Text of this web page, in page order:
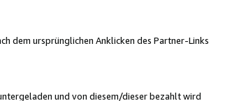
dem ursprünglichen Anklicken des Partner-Links
und von diesem/dieser bezahlt wird